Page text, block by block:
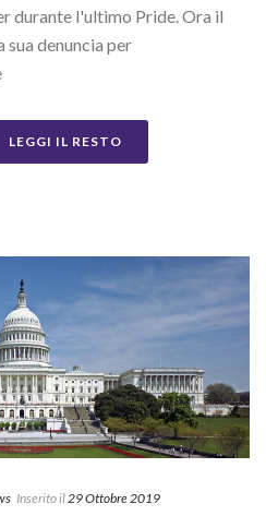
durante l'ultimo Pride. Ora il
sua denuncia per
LEGGI IL RESTO
Inserito il29 Ottobre 2019